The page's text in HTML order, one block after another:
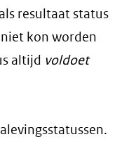
resultaat status
kon worden
altijd voldoet